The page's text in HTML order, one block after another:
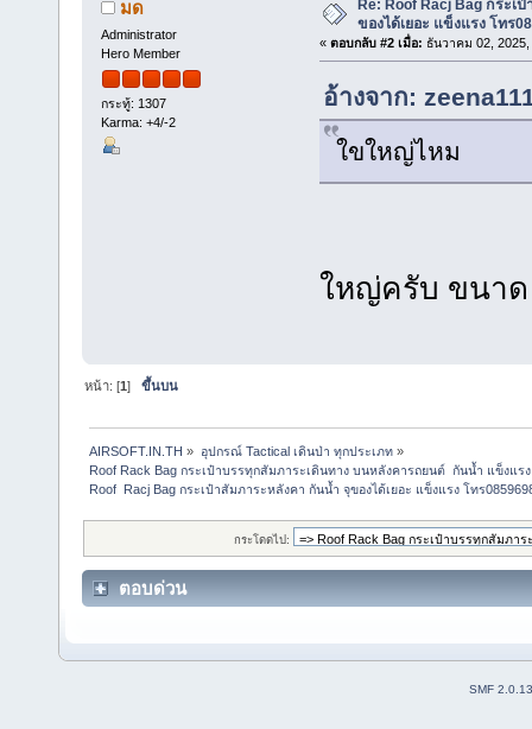
มด
Administrator
Hero Member
กระทู้: 1307
Karma: +4/-2
Re: Roof Racj Bag กระเ
ของได้เยอะ แข็งแรง โทร
« ตอบกลับ #2 เมื่อ: ธันวาคม 02,
อ้างจาก:
ใขใหญ่ไหม
ใหญ่ครับ ขนาด
หน้า: [1]ขึ้นบน
AIRSOFT.IN.TH » อุปกรณ์ Tactical เดินป่า ทุกประเภท»
Roof Rack Bag กระเป๋าบรรทุกสัมภาระเดินทาง บนหลังคารถยนต์  กันน้ำ แข็งแร
Roof  Racj Bag กระเป๋าสัมภาระหลังคา กันน้ำ จุของได้เยอะ แข็งแรง โทร
กระโดดไป:
ตอบด่วน
SMF 2.0.13